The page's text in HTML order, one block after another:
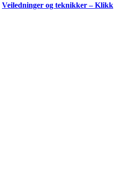
Veiledninger og teknikker – Klikk